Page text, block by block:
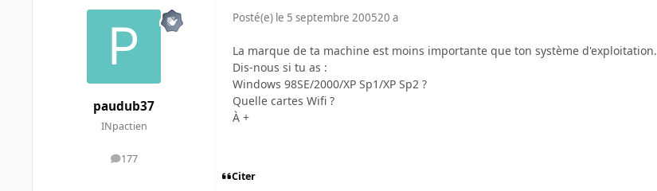
paudub37
INpactien
177
messages
Posté(e) le 5 septembre 200520 a
La marque de ta machine est moins importante que ton système d'exploitation.
Dis-nous si tu as :
Windows 98SE/2000/XP Sp1/XP Sp2 ?
Quelle cartes Wifi ?
À +
Citer